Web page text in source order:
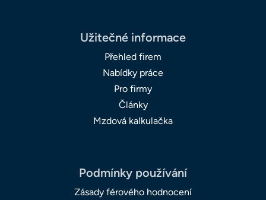
Užitečné informace
Přehled firem
Nabídky práce
Pro firmy
Články
Mzdová kalkulačka
Podmínky používání
Zásady férového hodnocení